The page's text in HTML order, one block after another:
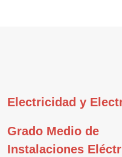
Electricidad y
Grado Medio de
Instalaciones